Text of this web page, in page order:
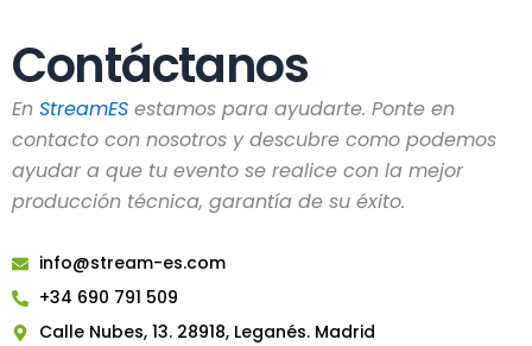
Contáctanos
En StreamES estamos para ayudarte. Ponte en
contacto con nosotros y descubre como podemos
ayudar a que tu evento se realice con la mejor
producción técnica, garantía de su éxito.
info@stream-es.com
+34 690 791 509
Calle Nubes, 13. 28918, Leganés. Madrid